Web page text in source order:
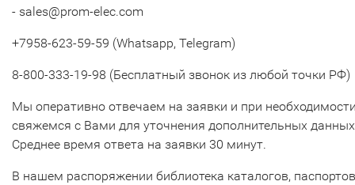
- sales@prom-elec.com
+7958-623-59-59 (Whatsapp, Telegram)
8-800-333-19-98 (Бесплатный звонок из любой точки РФ)
Мы оперативно отвечаем на заявки и при
свяжемся с Вами для уточнения дополнительных
Среднее время ответа на заявки 30 минут.
В нашем распоряжении библиотека каталогов, паспортов